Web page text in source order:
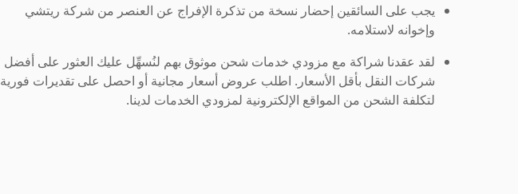
يجب على السائقين إحضار نسخة من تذكرة الإفراج عن العنصر من شركة ريتشي
وإخوانه لاستلامه.
لقد عقدنا شراكة مع مزودي خدمات شحن موثوق بهم لنُسهِّل عليك العثور على أفضل
شركات النقل بأقل الأسعار. اطلب عروض أسعار مجانية أو احصل على تقديرات فورية
لتكلفة الشحن من المواقع الإلكترونية لمزودي الخدمات لدينا.